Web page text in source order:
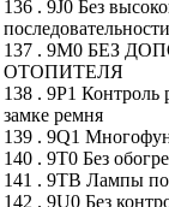
136 . 9J0 Без
137 . 9M0 БЕЗ
ОТОПИТЕЛЯ
138 . 9P1 Контроль
замке ремня
139 . 9Q1
140 . 9T0 Без
141 . 9TB Лампы
142 . 9U0 Без